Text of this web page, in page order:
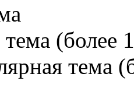
(более
тема